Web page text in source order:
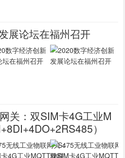
展论坛在福州召开
关：双SIM卡4G工业M
）